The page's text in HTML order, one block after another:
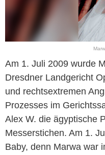
Am 1. Juli 2009 wurde
Dresdner Landgericht
und rechtsextremen
Prozesses im
Alex W. die ägyptische
Messerstichen. Am 1.
Baby, denn Marwa war